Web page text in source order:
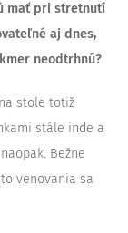
mať pri stretnutí
aj dnes,
neodtrhnú?
stole totiž
stále inde a
Bežne
venovania sa